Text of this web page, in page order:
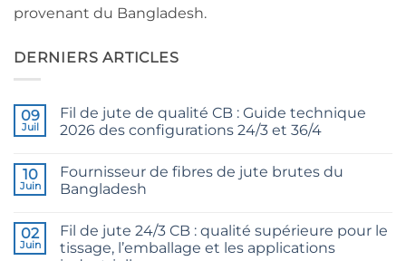
provenant du Bangladesh.
DERNIERS ARTICLES
09
Juil
Fil de jute de qualité CB : Guide technique
2026 des configurations 24/3 et 36/4
sur
CB
Grade
The
Technical
2026
10
Juin
Fournisseur de fibres de jute brutes du
Bangladesh
sur
Raw
Jute
02
Juin
Fil de jute 24/3 CB : qualité supérieure pour le
tissage, l’emballage et les applications